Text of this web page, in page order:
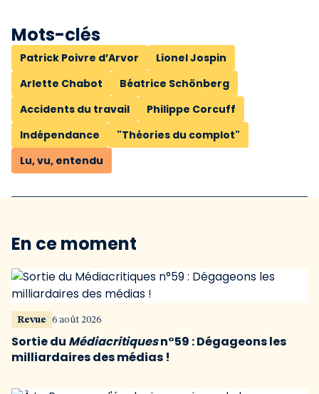
Mots-clés
Patrick Poivre d’Arvor
Lionel Jospin
Arlette Chabot
Béatrice Schönberg
Accidents du travail
Philippe Corcuff
Indépendance
"Théories du complot"
Lu, vu, entendu
En ce moment
Revue 6 août 2026
Sortie du Médiacritiquesn°59 : Dégageons les
milliardaires des médias !